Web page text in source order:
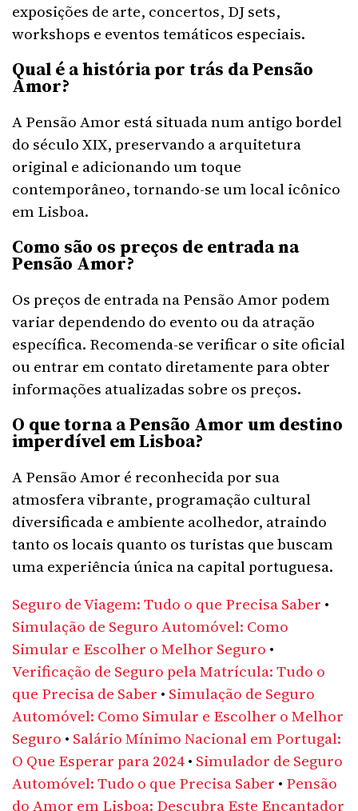
exposições de arte, concertos, DJ sets,
workshops e eventos temáticos especiais.
Qual é a história por trás da Pensão
Amor?
A Pensão Amor está situada num antigo bordel
do século XIX, preservando a arquitetura
original e adicionando um toque
contemporâneo, tornando-se um local icônico
em Lisboa.
Como são os preços de entrada na
Pensão Amor?
Os preços de entrada na Pensão Amor podem
variar dependendo do evento ou da atração
específica. Recomenda-se verificar o site oficial
ou entrar em contato diretamente para obter
informações atualizadas sobre os preços.
O que torna a Pensão Amor um destino
imperdível em Lisboa?
A Pensão Amor é reconhecida por sua
atmosfera vibrante, programação cultural
diversificada e ambiente acolhedor, atraindo
tanto os locais quanto os turistas que buscam
uma experiência única na capital portuguesa.
Seguro de Viagem: Tudo o que Precisa Saber •
Simulação de Seguro Automóvel: Como
Simular e Escolher o Melhor Seguro •
Verificação de Seguro pela Matrícula: Tudo o
que Precisa de Saber • Simulação de Seguro
Automóvel: Como Simular e Escolher o Melhor
Seguro • Salário Mínimo Nacional em Portugal:
O Que Esperar para 2024• Simulador de Seguro
Automóvel: Tudo o que Precisa Saber • Pensão
do Amor em Lisboa: Descubra Este Encantador